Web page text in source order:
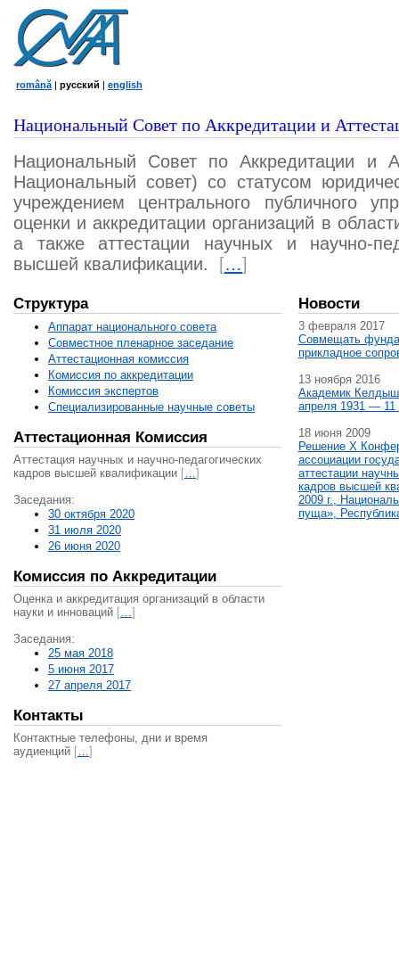
română | русский | english
Национальный Совет по Аккредитации и
Национальный Совет по Аккредитации и
Национальный совет) со статусом
учреждением центрального публичного
оценки и аккредитации организаций в
а также аттестации научных и научно-
высшей квалификации.
[…]
Структура
Аппарат национального совета
Совместное пленарное заседание
Аттестационная комисcия
Комиссия по аккредитации
Комиссия экспертов
Специализированные научные советы
Аттестационная Комиссия
Аттестация научных и научно-педагогических
кадров высшей квалификации […]
Заседания:
30 октября 2020
31 июля 2020
26 июня 2020
Комиссия по Аккредитации
Оценка и аккредитация организаций в области
науки и инноваций […]
Заседания:
25 мая 2018
5 июня 2017
27 апреля 2017
Контакты
Контактные телефоны, дни и время
аудиенций […]
Новости
3 февраля 2017
Совмещать
прикладное
13 ноября 2016
Академик
апреля 1931 — 11
18 июня 2009
Решение X
ассоциации
аттестации
кадров высшей
2009 г.,
пуща»,